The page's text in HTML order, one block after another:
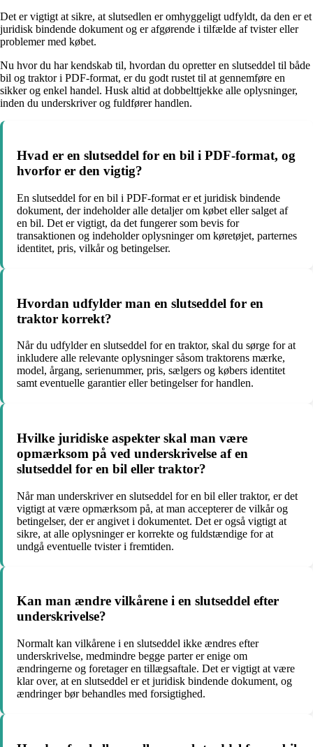
Det er vigtigt at sikre, at slutsedlen er omhyggeligt udfyldt, da den er et
juridisk bindende dokument og er afgørende i tilfælde af tvister eller
problemer med købet.
Nu hvor du har kendskab til, hvordan du opretter en slutseddel til både
bil og traktor i PDF-format, er du godt rustet til at gennemføre en
sikker og enkel handel. Husk altid at dobbelttjekke alle oplysninger,
inden du underskriver og fuldfører handlen.
Hvad er en slutseddel for en bil i PDF-format, og
hvorfor er den vigtig?
En slutseddel for en bil i PDF-format er et juridisk bindende
dokument, der indeholder alle detaljer om købet eller salget af
en bil. Det er vigtigt, da det fungerer som bevis for
transaktionen og indeholder oplysninger om køretøjet, parternes
identitet, pris, vilkår og betingelser.
Hvordan udfylder man en slutseddel for en
traktor korrekt?
Når du udfylder en slutseddel for en traktor, skal du sørge for at
inkludere alle relevante oplysninger såsom traktorens mærke,
model, årgang, serienummer, pris, sælgers og købers identitet
samt eventuelle garantier eller betingelser for handlen.
Hvilke juridiske aspekter skal man være
opmærksom på ved underskrivelse af en
slutseddel for en bil eller traktor?
Når man underskriver en slutseddel for en bil eller traktor, er det
vigtigt at være opmærksom på, at man accepterer de vilkår og
betingelser, der er angivet i dokumentet. Det er også vigtigt at
sikre, at alle oplysninger er korrekte og fuldstændige for at
undgå eventuelle tvister i fremtiden.
Kan man ændre vilkårene i en slutseddel efter
underskrivelse?
Normalt kan vilkårene i en slutseddel ikke ændres efter
underskrivelse, medmindre begge parter er enige om
ændringerne og foretager en tillægsaftale. Det er vigtigt at være
klar over, at en slutseddel er et juridisk bindende dokument, og
ændringer bør behandles med forsigtighed.